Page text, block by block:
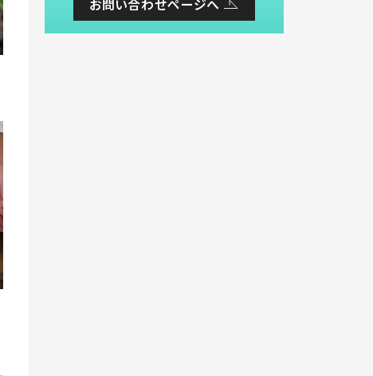
お問い合わせページへ